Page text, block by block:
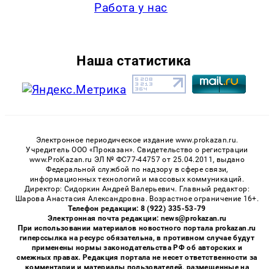
Работа у нас
Наша статистика
Электронное периодическое издание www.prokazan.ru.
Учредитель ООО «Проказан». Cвидетельство о регистрации
www.ProKazan.ru ЭЛ № ФС77-44757 от 25.04.2011, выдано
Федеральной службой по надзору в сфере связи,
информационных технологий и массовых коммуникаций.
Директор: Сидоркин Андрей Валерьевич. Главный редактор:
Шарова Анастасия Александровна. Возрастное ограничение 16+.
Телефон редакции: 8 (922) 335-53-79
Электронная почта редакции: news@prokazan.ru
При использовании материалов новостного портала prokazan.ru
гиперссылка на ресурс обязательна, в противном случае будут
применены нормы законодательства РФ об авторских и
смежных правах. Редакция портала не несет ответственности за
комментарии и материалы пользователей, размещенные на